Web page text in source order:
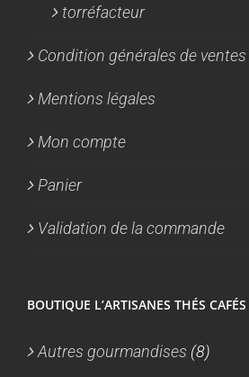
torréfacteur
Condition générales de ventes
Mentions légales
Mon compte
Panier
Validation de la commande
BOUTIQUE L’ARTISANES THÉS CAFÉS
Autres gourmandises (8)